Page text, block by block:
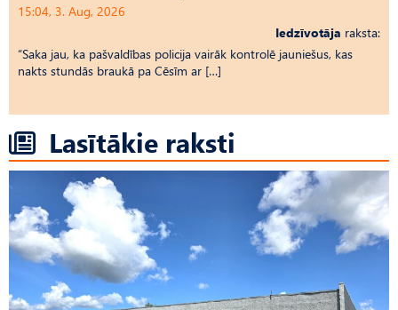
15:04, 3. Aug, 2026
Iedzīvotāja raksta:
“Saka jau, ka pašvaldības policija vairāk kontrolē jauniešus, kas
nakts stundās braukā pa Cēsīm ar […]
Lasītākie raksti